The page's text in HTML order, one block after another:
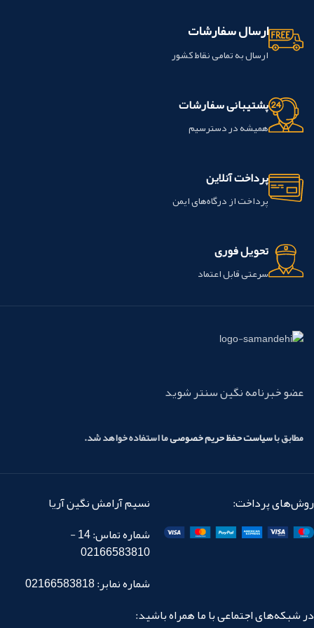
ارسال سفارشات
ارسال به تمامی نقاط کشور
پشتیبانی سفارشات
همیشه در دسترسیم
پرداخت آنلاین
پرداخت از درگاه‌های ایمن
تحویل فوری
سرعتی قابل اعتماد
عضو خبرنامه نگین سنتر شوید
مطابق باسیاست حفظ حریم خصوصیما استفاده خواهد شد.
روش‌های پرداخت:
نسیم آرامش نگین آریا
شماره تماس: 14 -
02166583810
شماره نمابر: 02166583818
در شبکه‌های اجتماعی با ما همراه باشید: